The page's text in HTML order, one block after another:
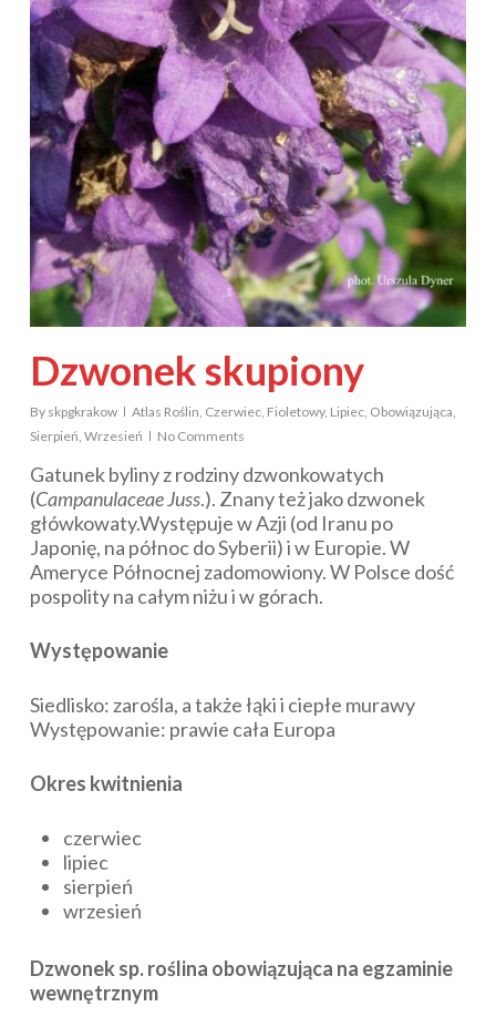
Dzwonek skupiony
By skpgkrakow Atlas Roślin Czerwiec, Fioletowy, Lipiec, Obowiązująca
Sierpień Wrzesień No Comments
Gatunek byliny z rodziny dzwonkowatych
(Campanulaceae Juss.). Znany też jako dzwonek
główkowaty.Występuje w Azji (od Iranu po
Japonię, na północ do Syberii) i w Europie. W
Ameryce Północnej zadomowiony. W Polsce dość
pospolity na całym niżu i w górach.
Występowanie
Siedlisko: zarośla, a także łąki i ciepłe murawy
Występowanie: prawie cała Europa
Okres kwitnienia
czerwiec
lipiec
sierpień
wrzesień
Dzwonek sp. roślina obowiązująca na egzaminie
wewnętrznym